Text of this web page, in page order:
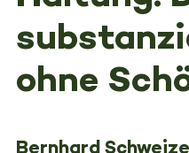
ohne
Bernhard